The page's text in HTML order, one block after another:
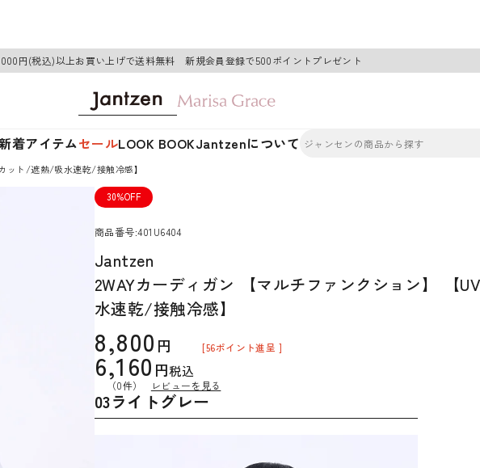
円(税込)以上お買い上げで送料無料 新規会員登録で500ポイントプレゼント
着アイテムセールLOOK BOOKJantzenについて
ット/遮熱/吸水速乾/接触冷感】
30%OFF
商品番号 401U6404
Jantzen
2WAYカーディガン 【マルチファンクション】 【
水速乾/接触冷感】
8,800
6,160 税込
[56ポイント進呈 ]
（0件） レビューを見る
03ライトグレー